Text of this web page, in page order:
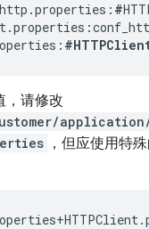
#
，请修改
application/
，但应使用特